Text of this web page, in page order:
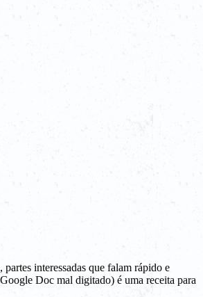
interessadas que falam rápido e
Doc mal digitado) é uma receita para